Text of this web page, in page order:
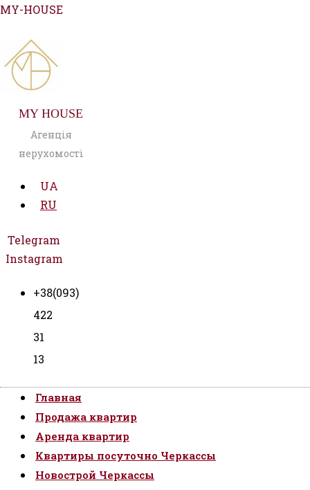
Перейти
содержимому
MY-HOUSE
MY HOUSE
Агенція
нерухомості
UA
RU
Telegram
Instagram
+38(093)
422
31
13
Главная
Продажа квартир
Аренда квартир
Квартиры посуточно Черкассы
Новострой Черкассы